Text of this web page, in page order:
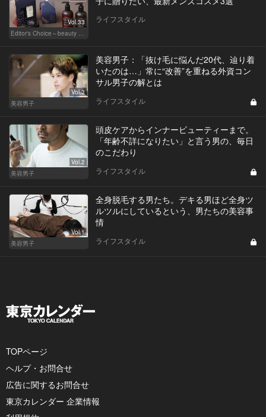
Vol.33
Editor's Choice～beauty & wellness～
ライフスタイル
Vol.3
美容男子
美容男子：「抜け毛に悩んだ20代、辿り着
いたのは…」常に“改善”を重ねる外資コン
サル男子の解とは
ライフスタイル
Vol.2
美容男子
頭皮ケアからインナービューティーまで。
「年齢不詳になりたい」と言う男の、毎日
のこだわり
ライフスタイル
Vol.1
美容男子
全身脱毛する男たち。デキる男ほど全身ツ
ルツルにしているという、男たちの美容事
情
ライフスタイル
TOPページ
ヘルプ・お問合せ
広告に関するお問合せ
東京カレンダー 企業情報